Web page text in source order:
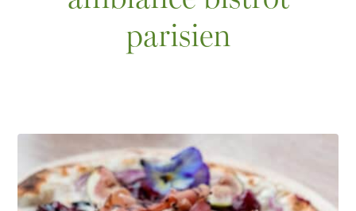
parisien